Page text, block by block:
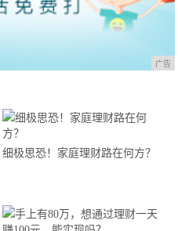
广告
细极思恐！家庭理财路在何方？